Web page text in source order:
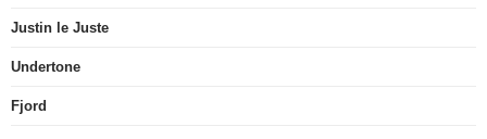
Justin le Juste
Undertone
Fjord